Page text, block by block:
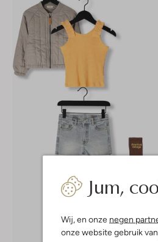
Jum,
Wij, en onze negen
onze website gebruik